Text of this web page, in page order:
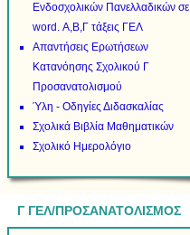
Ενδοσχολικών Πανελλαδικών σε
word. Α,Β,Γ τάξεις ΓΕΛ
Απαντήσεις Ερωτήσεων
Κατανόησης Σχολικού Γ
Προσανατολισμού
Ύλη - Οδηγίες Διδασκαλίας
Σχολικά Βιβλία Μαθηματικών
Σχολικό Ημερολόγιο
Γ ΓΕΛ/ΠΡΟΣΑΝΑΤΟΛΙΣΜΟΣ